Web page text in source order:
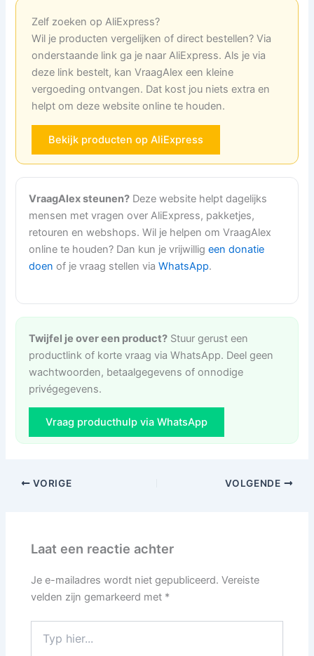
Zelf zoeken op AliExpress?
Wil je producten vergelijken of direct bestellen? Via
onderstaande link ga je naar AliExpress. Als je via
deze link bestelt, kan VraagAlex een kleine
vergoeding ontvangen. Dat kost jou niets extra en
helpt om deze website online te houden.
Bekijk producten op AliExpress
VraagAlex steunen? Deze website helpt dagelijks
mensen met vragen over AliExpress, pakketjes,
retouren en webshops. Wil je helpen om VraagAlex
online te houden? Dan kun je vrijwilligeen donatie
doen of je vraag stellen viaWhatsApp.
Twijfel je over een product? Stuur gerust een
productlink of korte vraag via WhatsApp. Deel geen
wachtwoorden, betaalgegevens of onnodige
privégegevens.
Vraag producthulp via WhatsApp
VORIGE VOLGENDE
Laat een reactie achter
Je e-mailadres wordt niet gepubliceerd. Vereiste
velden zijn gemarkeerd met *
hier...